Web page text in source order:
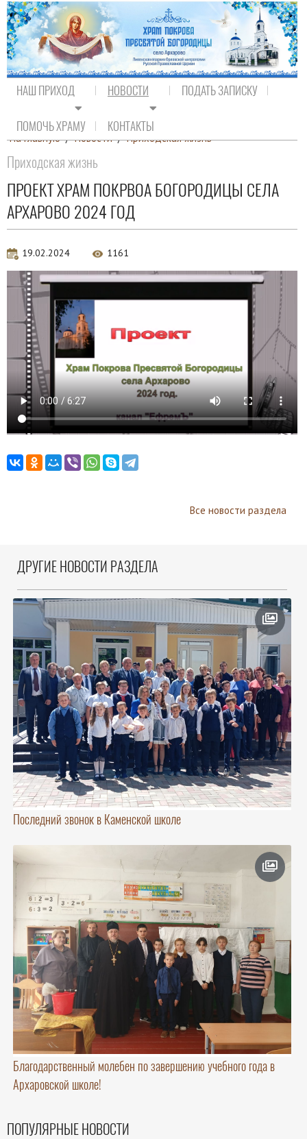
НАШ ПРИХОД НОВОСТИ ПОДАТЬ ЗАПИСКУ
ПОМОЧЬ ХРАМУ КОНТАКТЫ
На главную / Новости / Приходская жизнь
Приходская жизнь
ПРОЕКТ ХРАМ ПОКРВОА БОГОРОДИЦЫ СЕЛА
АРХАРОВО 2024 ГОД
19.02.2024 1161
Все новости раздела
ДРУГИЕ НОВОСТИ РАЗДЕЛА
Последний звонок в Каменской школе
Благодарственный молебен по завершению учебного года в
Архаровской школе!
ПОПУЛЯРНЫЕ НОВОСТИ